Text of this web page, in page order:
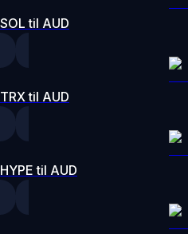
SOL til AUD
TRX til AUD
HYPE til AUD